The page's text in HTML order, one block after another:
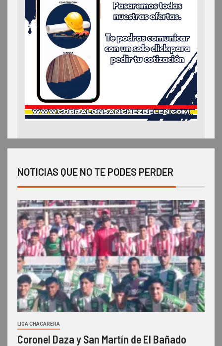
NOTICIAS QUE NO TE PODES PERDER
LIGA CHACARERA
Coronel Daza y San Martín de El Bañado